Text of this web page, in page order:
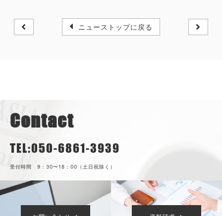
ニューストップに戻る
Contact
TEL:050-6861-3939
受付時間 9：30〜18：00（土日祝除く）